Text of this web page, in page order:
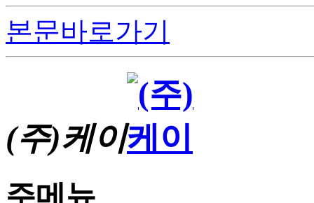
본문바로가기
(주)케이
주메뉴